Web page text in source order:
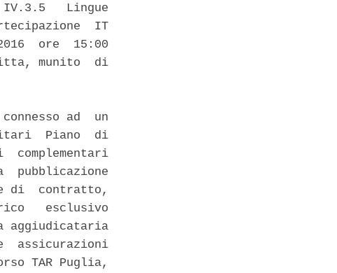
Lingue
IT
ore  15:00
munito  di
ad  un
Piano  di
pubblicazione
di  contratto,
esclusivo
assicurazioni
TAR Puglia,